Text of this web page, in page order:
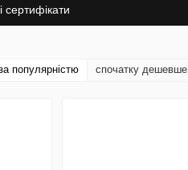
сертифікати
популярністю спочатку дешевше